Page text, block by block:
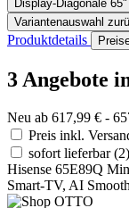
Display-Diagonale 65"
Variantenauswahl
Produktdetails
3 Angebote
Neu ab 617,99 € -
Preis inkl.
sofort lieferbar(2)
Hisense 65E89Q
Smart-TV, AI